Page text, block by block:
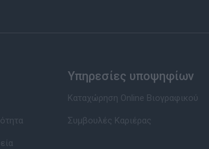
Υπηρεσίες υποψηφίων
Καταχώρηση Online Βιογραφικού
Συμβουλές Καριέρας